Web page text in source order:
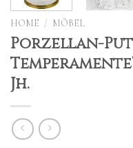
HOME / MÖBEL
Porzellan-
Jh.